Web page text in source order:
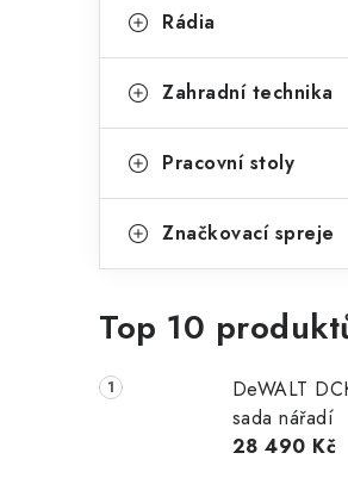
Rádia
Zahradní technika
Pracovní stoly
Značkovací spreje
Top 10
DeWALT
sada nářadí
28 490 Kč